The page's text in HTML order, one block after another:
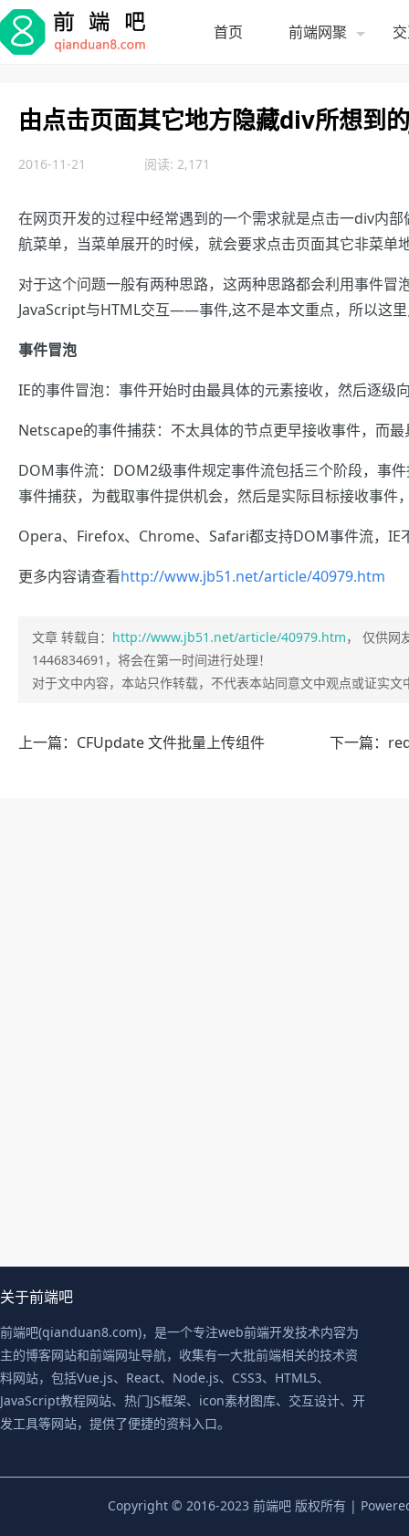
首页 前端网聚
由点击页面其它地方隐藏div所想
2016-11-21 阅读: 2,171
在网页开发的过程中经常遇到的一个需求就是点击一div内
航菜单，当菜单展开的时候，就会要求点击页面其它非菜单
对于这个问题一般有两种思路，这两种思路都会利用事件
JavaScript与HTML交互——事件,这不是本文重点，所以这
事件冒泡
IE的事件冒泡：事件开始时由最具体的元素接收，然后逐级
Netscape的事件捕获：不太具体的节点更早接收事件，而
DOM事件流：DOM2级事件规定事件流包括三个阶段，事
事件捕获，为截取事件提供机会，然后是实际目标接收事件
Opera、Firefox、Chrome、Safari都支持DOM事件流，IE
更多内容请查看http://www.jb51.net/article/40979.htm
文章 转载自： http://www.jb51.net/article/40979.htm， 仅供网
1446834691，将会在第一时间进行处理！
对于文中内容，本站只作转载，不代表本站同意文中观点或证实文
上一篇：CFUpdate 文件批量上传组件 下一篇：
关于前端吧
前端吧(qianduan8.com)，是一个专注web前端开发技术内容为
主的博客网站和前端网址导航，收集有一大批前端相关的技术资
料网站，包括Vue.js、React、Node.js、CSS3、HTML5、
JavaScript教程网站、热门JS框架、icon素材图库、交互设计、开
发工具等网站，提供了便捷的资料入口。
Copyright © 2016-2023 前端吧 版权所有 |